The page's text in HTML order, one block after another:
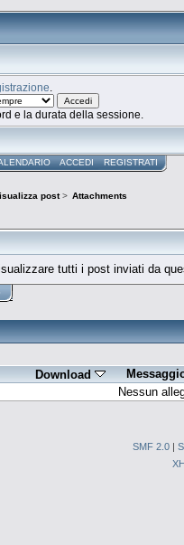
e la durata della sessione.
ACCEDI REGISTRATI
post> Attachments
tutti i post inviati da
Download
Nessun
SMF 2.0 |